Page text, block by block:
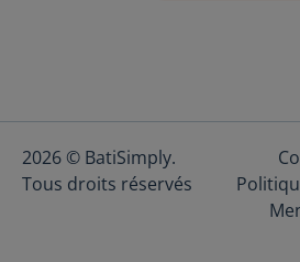
2026 © BatiSimply.
Tous droits réservés